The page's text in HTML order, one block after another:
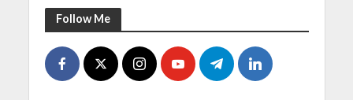
Follow Me